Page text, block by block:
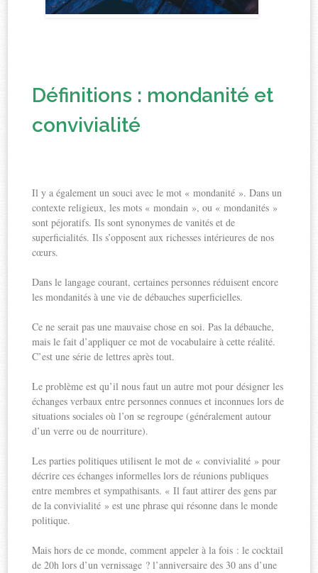
Définitions : mondanité et
convivialité
Il y a également un souci avec le mot « mondanité ». Dans un
contexte religieux, les mots « mondain », ou « mondanités »
sont péjoratifs. Ils sont synonymes de vanités et de
superficialités. Ils s’opposent aux richesses intérieures de nos
cœurs.
Dans le langage courant, certaines personnes réduisent encore
les mondanités à une vie de débauches superficielles.
Ce ne serait pas une mauvaise chose en soi. Pas la débauche,
mais le fait d’appliquer ce mot de vocabulaire à cette réalité.
C’est une série de lettres après tout.
Le problème est qu’il nous faut un autre mot pour désigner les
échanges verbaux entre personnes connues et inconnues lors de
situations sociales où l’on se regroupe (généralement autour
d’un verre ou de nourriture).
Les parties politiques utilisent le mot de « convivialité » pour
décrire ces échanges informelles lors de réunions publiques
entre membres et sympathisants. « Il faut attirer des gens par
de la convivialité » est une phrase qui résonne dans le monde
politique.
Mais hors de ce monde, comment appeler à la fois : le cocktail
de 20h lors d’un vernissage ? l’anniversaire des 30 ans d’une